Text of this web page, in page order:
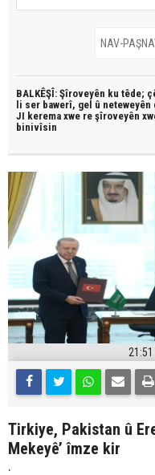
BALKÊŞÎ: Şîroveyên ku têde;
li ser bawerî, gel û neteweyên
JI kerema xwe re şîroveyên
binivîsin
21:51
Tirkiye, Pakistan û
Mekeyê’ îmze kir
.